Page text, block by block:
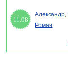
11.08
Александр,
Роман